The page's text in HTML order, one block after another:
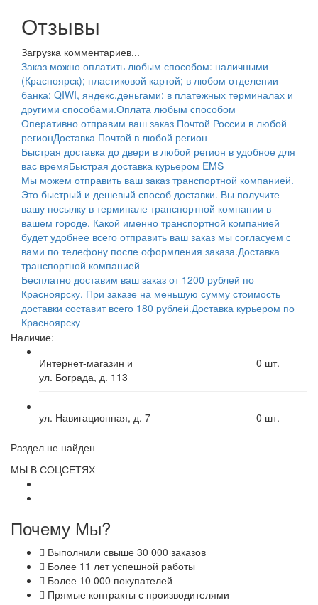
Отзывы
Загрузка комментариев...
Заказ можно оплатить любым способом: наличными
(Красноярск); пластиковой картой; в любом отделении
банка; QIWI, яндекс.деньгами; в платежных терминалах и
другими способами.Оплата любым способом
Оперативно отправим ваш заказ Почтой России в любой
регионДоставка Почтой в любой регион
Быстрая доставка до двери в любой регион в удобное для
вас времяБыстрая доставка курьером EMS
Мы можем отправить ваш заказ транспортной компанией.
Это быстрый и дешевый способ доставки. Вы получите
вашу посылку в терминале транспортной компании в
вашем городе. Какой именно транспортной компанией
будет удобнее всего отправить ваш заказ мы согласуем с
вами по телефону после оформления заказа.Доставка
транспортной компанией
Бесплатно доставим ваш заказ от 1200 рублей по
Красноярску. При заказе на меньшую сумму стоимость
доставки составит всего 180 рублей.Доставка курьером по
Красноярску
Наличие:
Интернет-магазин и
ул. Бограда, д. 113
0 шт.
ул. Навигационная, д. 7 0 шт.
Раздел не найден
МЫ В СОЦСЕТЯХ
Почему Мы?
Выполнили свыше 30 000 заказов
Более 11 лет успешной работы
Более 10 000 покупателей
Прямые контракты с производителями